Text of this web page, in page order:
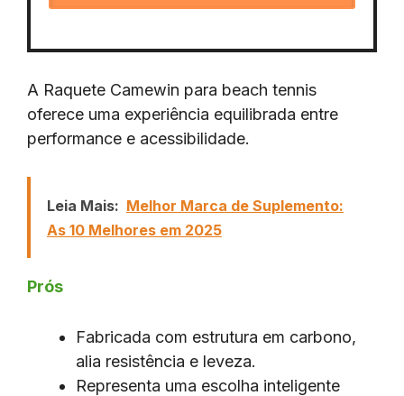
A Raquete Camewin para beach tennis
oferece uma experiência equilibrada entre
performance e acessibilidade.
Leia Mais: Melhor Marca de Suplemento:
As 10 Melhores em 2025
Prós
Fabricada com estrutura em carbono,
alia resistência e leveza.
Representa uma escolha inteligente